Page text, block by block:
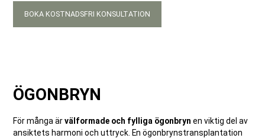
BOKA KOSTNADSFRI KONSULTATION
ÖGONBRYN
För många ärvälformade och fylliga ögonbryn en viktig del av
ansiktets harmoni och uttryck. En ögonbrynstransplantation